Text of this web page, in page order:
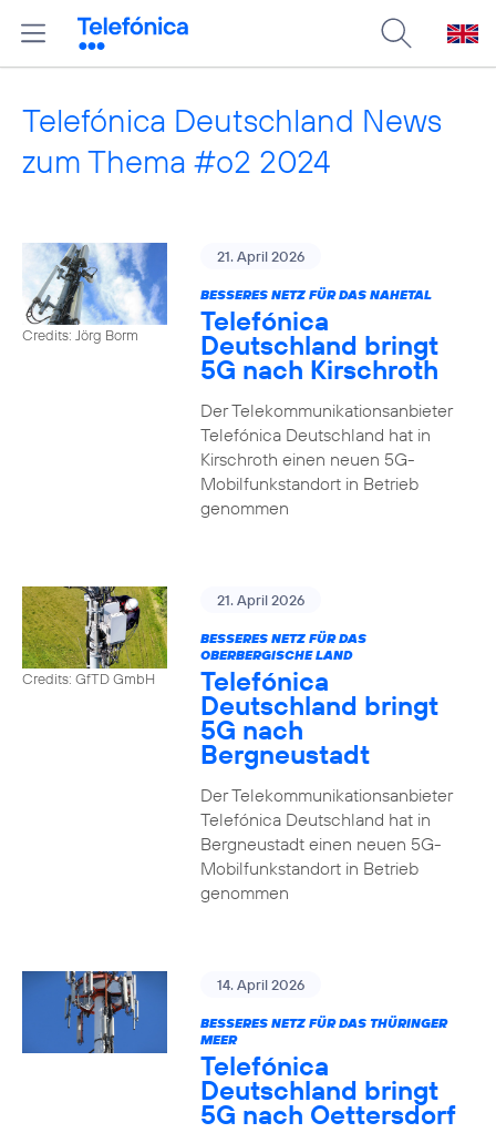
Telefónica Deutschland News
zum Thema #o2 2024
Credits: Jörg Borm
21. April 2026
BESSERES NETZ FÜR DAS NAHETAL
Telefónica
Deutschland bringt
5G nach Kirschroth
Der Telekommunikationsanbieter
Telefónica Deutschland hat in
Kirschroth einen neuen 5G-
Mobilfunkstandort in Betrieb
genommen
Credits: GfTD GmbH
21. April 2026
BESSERES NETZ FÜR DAS
OBERBERGISCHE LAND
Telefónica
Deutschland bringt
5G nach
Bergneustadt
Der Telekommunikationsanbieter
Telefónica Deutschland hat in
Bergneustadt einen neuen 5G-
Mobilfunkstandort in Betrieb
genommen
14. April 2026
BESSERES NETZ FÜR DAS THÜRINGER
MEER
Telefónica
Deutschland bringt
5G nach Oettersdorf